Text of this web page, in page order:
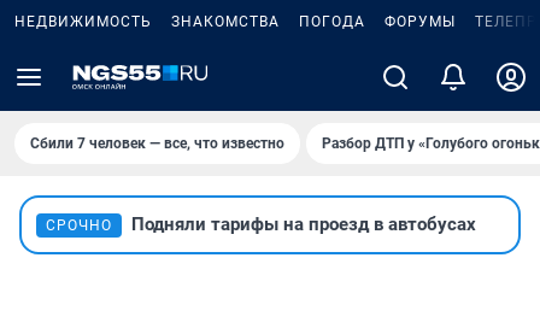
НЕДВИЖИМОСТЬ ЗНАКОМСТВА ПОГОДА ФОРУМЫ
Сбили 7 человек — все, что известно Разбор ДТП у «Голубого
СРОЧНО Подняли тарифы на проезд в автобусах